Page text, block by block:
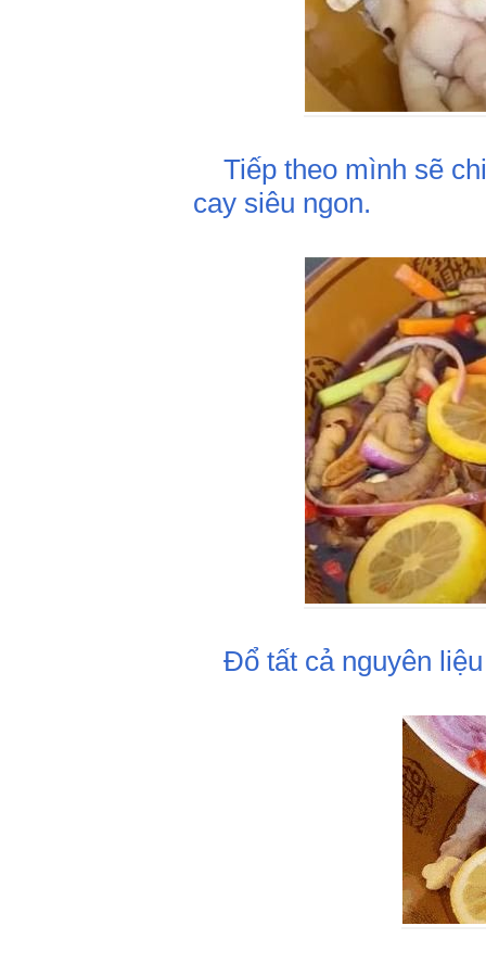
Tiếp theo mình sẽ
cay siêu ngon.
Đổ tất cả nguyên